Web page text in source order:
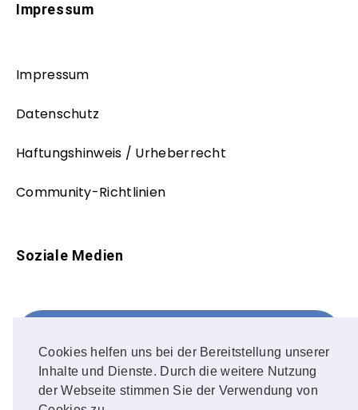
Cookies helfen uns bei der Bereitstellung unserer
Inhalte und Dienste. Durch die weitere Nutzung
der Webseite stimmen Sie der Verwendung von
Impressum
Impressum
Datenschutz
Haftungshinweis / Urheberrecht
Community-Richtlinien
Soziale Medien
FOLLOW ME!
Instagram
OUR PHOTOS!